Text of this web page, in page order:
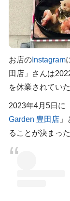
お店のInstagram
田店」さんは
を休業されていた
2023年4月5日に「
Garden 豊田店」
ることが決まっ